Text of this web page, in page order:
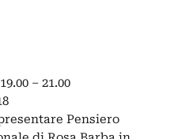
– 21.00
Pensiero